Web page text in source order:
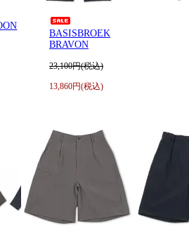
BASISBROEK
BRAVON
23,100円(税込)
13,860円(税込)